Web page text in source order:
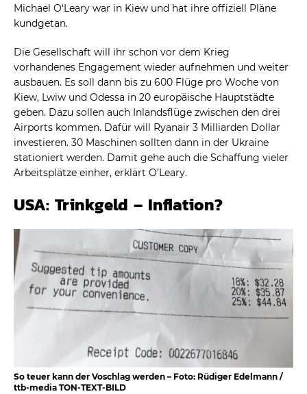
Michael O‘Leary war in Kiew und hat ihre offiziell Pläne
kundgetan.
Die Gesellschaft will ihr schon vor dem Krieg
vorhandenes Engagement wieder aufnehmen und weiter
ausbauen. Es soll dann bis zu 600 Flüge pro Woche von
Kiew, Lwiw und Odessa in 20 europäische Hauptstädte
geben. Dazu sollen auch Inlandsflüge zwischen den drei
Airports kommen. Dafür will Ryanair 3 Milliarden Dollar
investieren. 30 Maschinen sollten dann in der Ukraine
stationiert werden. Damit gehe auch die Schaffung vieler
Arbeitsplätze einher, erklärt O’Leary.
USA: Trinkgeld – Inflation?
So teuer kann der Voschlag werden – Foto: Rüdiger Edelmann /
ttb-media TON-TEXT-BILD